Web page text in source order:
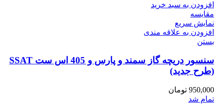
افزودن به سبد خرید
مقایسه
نمایش سریع
افزودن به علاقه مندی
بستن
سنسور دریچه گاز سمند و پارس و 405 اس ست SSAT
(طرح جدید)
950,000 تومان
تمام شد